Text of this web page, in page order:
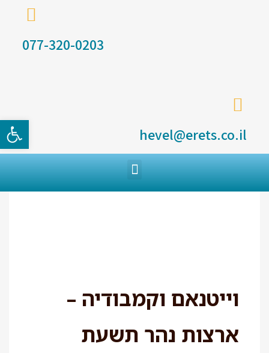
077-320-0203
hevel@erets.co.il
וייטנאם וקמבודיה –
ארצות נהר תשעת
פתח